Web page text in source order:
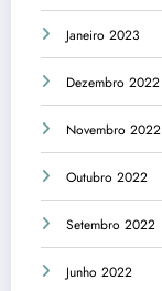
Janeiro 2023
Dezembro 2022
Novembro 2022
Outubro 2022
Setembro 2022
Junho 2022